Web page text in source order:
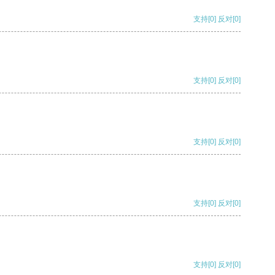
支持[0] 反对[0]
支持[0] 反对[0]
支持[0] 反对[0]
支持[0] 反对[0]
支持[0] 反对[0]